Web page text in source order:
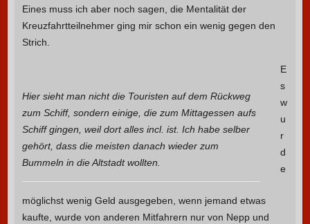
Eines muss ich aber noch sagen, die Mentalität der
Kreuzfahrtteilnehmer ging mir schon ein wenig gegen den
Strich.
Hier sieht man nicht die Touristen auf dem Rückweg
zum Schiff, sondern einige, die zum Mittagessen aufs
Schiff gingen, weil dort alles incl. ist. Ich habe selber
gehört, dass die meisten danach wieder zum
Bummeln in die Altstadt wollten.
E
s
w
u
r
d
e
möglichst wenig Geld ausgegeben, wenn jemand etwas
kaufte, wurde von anderen Mitfahrern nur von Nepp und